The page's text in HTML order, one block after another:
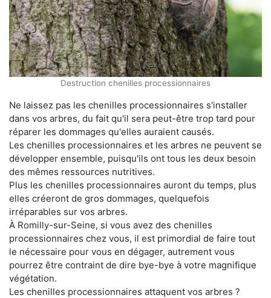
Destruction chenilles processionnaires
Ne laissez pas les chenilles processionnaires s'installer
dans vos arbres, du fait qu'il sera peut-être trop tard pour
réparer les dommages qu'elles auraient causés.
Les chenilles processionnaires et les arbres ne peuvent se
développer ensemble, puisqu'ils ont tous les deux besoin
des mêmes ressources nutritives.
Plus les chenilles processionnaires auront du temps, plus
elles créeront de gros dommages, quelquefois
irréparables sur vos arbres.
À Romilly-sur-Seine, si vous avez des chenilles
processionnaires chez vous, il est primordial de faire tout
le nécessaire pour vous en dégager, autrement vous
pourrez être contraint de dire bye-bye à votre magnifique
végétation.
Les chenilles processionnaires attaquent vos arbres ?